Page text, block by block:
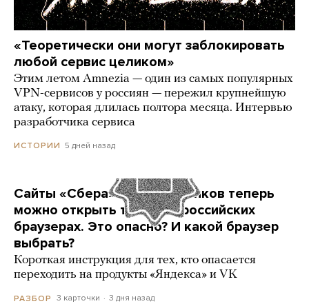
«Теоретически они могут заблокировать
любой сервис целиком»
Этим летом Amnezia — один из самых популярных
VPN-сервисов у россиян — пережил крупнейшую
атаку, которая длилась полтора месяца. Интервью
разработчика сервиса
ИСТОРИИ 5 дней назад
Сайты «Сбера» и других банков теперь
можно открыть только в российских
браузерах. Это опасно? И какой браузер
выбрать?
Короткая инструкция для тех, кто опасается
переходить на продукты «Яндекса» и VK
РАЗБОР 3 карточки 3 дня назад